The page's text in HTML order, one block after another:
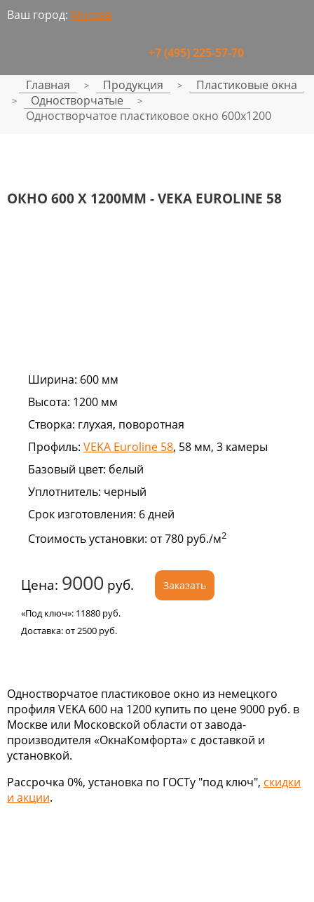
Ваш город: Москва
+7 (495) 225-57-70
Главная > Продукция > Пластиковые окна
> Одностворчатые >
Одностворчатое пластиковое окно 600x1200
ОКНО 600 Х 1200ММ - VEKA EUROLINE 58
Ширина: 600 мм
Высота: 1200 мм
Створка: глухая, поворотная
Профиль: VEKA Euroline 58, 58 мм, 3 камеры
Базовый цвет: белый
Уплотнитель: черный
Срок изготовления: 6 дней
Стоимость установки: от 780 руб./м2
Цена: 9000 руб.
«Под ключ»: 11880 руб.
Доставка:от 2500 руб.
Заказать
Одностворчатое пластиковое окно из немецкого
профиля VEKA 600 на 1200 купить по цене 9000 руб. в
Москве или Московской области от завода-
производителя «ОкнаКомфорта» с доставкой и
установкой.
Рассрочка 0%, установка по ГОСТу "под ключ", скидки
и акции.